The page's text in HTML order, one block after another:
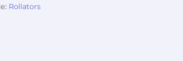
Rollators